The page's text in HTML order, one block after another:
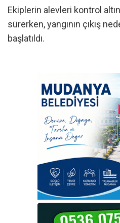
Ekiplerin alevleri kontrol
sürerken, yangının çıkış
başlatıldı.